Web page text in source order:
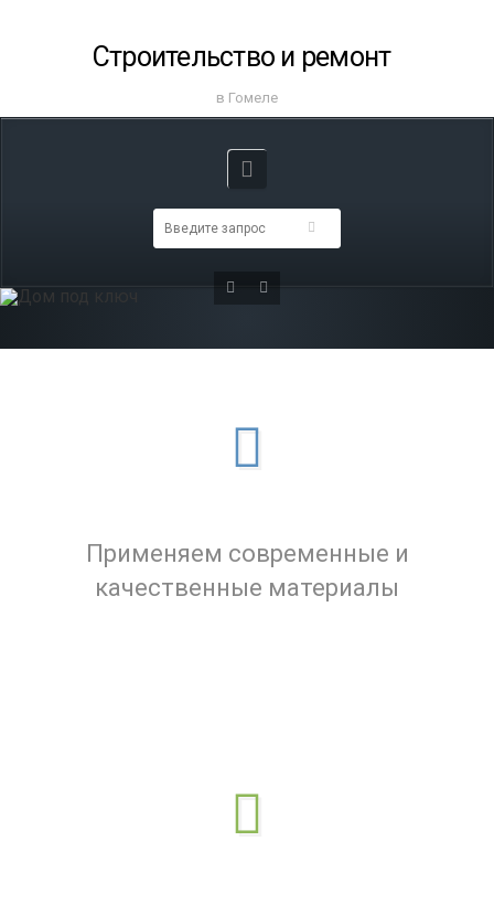
Строительство и ремонт
в Гомеле
Применяем современные и
качественные материалы